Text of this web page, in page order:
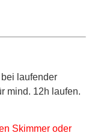
bei laufender
mind. 12h laufen.
Skimmer oder